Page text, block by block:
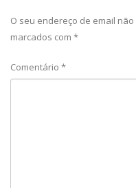
O seu endereço de email
marcados com *
Comentário *